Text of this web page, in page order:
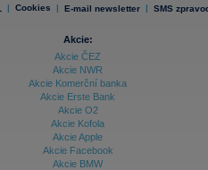
| Cookies | E-mail newsletter | SMS
Akcie:
Akcie ČEZ
Akcie NWR
Akcie Komerční banka
Akcie Erste Bank
Akcie O2
Akcie Kofola
Akcie Apple
Akcie Facebook
Akcie BMW